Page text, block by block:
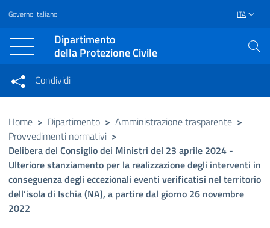
Vai al contenuto principale
Raggiungi il piè di pagina
Governo Italiano ITA
Dipartimento
della Protezione Civile
Condividi su Facebook
Condividi su Twitter
Condividi su LinkedIn
Condividi
Condividi sui social network
Home > Dipartimento > Amministrazione trasparente >
Provvedimenti normativi >
Delibera del Consiglio dei Ministri del 23 aprile 2024 -
Ulteriore stanziamento per la realizzazione degli interventi in
conseguenza degli eccezionali eventi verificatisi nel territorio
dell’isola di Ischia (NA), a partire dal giorno 26 novembre
2022